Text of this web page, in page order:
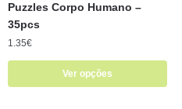
Puzzles Corpo Humano –
35pcs
1.35€
Ver opções